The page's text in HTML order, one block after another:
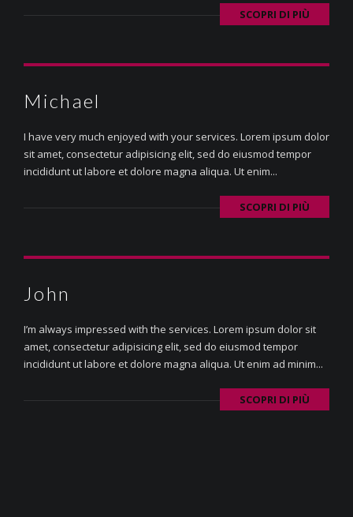
SCOPRI DI PIÙ
Michael
I have very much enjoyed with your services. Lorem ipsum dolor
sit amet, consectetur adipisicing elit, sed do eiusmod tempor
incididunt ut labore et dolore magna aliqua. Ut enim...
SCOPRI DI PIÙ
John
I’m always impressed with the services. Lorem ipsum dolor sit
amet, consectetur adipisicing elit, sed do eiusmod tempor
incididunt ut labore et dolore magna aliqua. Ut enim ad minim...
SCOPRI DI PIÙ